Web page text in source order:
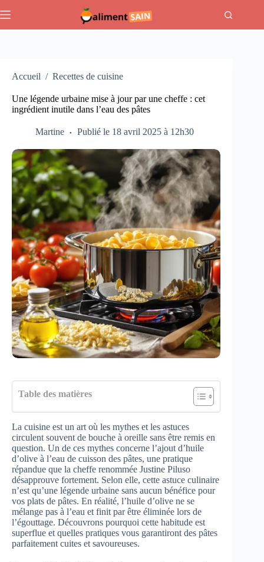
au
Accueil / Recettes de cuisine
Une légende urbaine mise à jour par une cheffe : cet
ingrédient inutile dans l’eau des pâtes
Martine Publié le 18 avril 2025 à 12h30
Table des matières
La cuisine est un art où les mythes et les astuces
circulent souvent de bouche à oreille sans être remis en
question. Un de ces mythes concerne l’ajout d’huile
d’olive à l’eau de cuisson des pâtes, une pratique
répandue que la cheffe renommée Justine Piluso
désapprouve fortement. Selon elle, cette astuce culinaire
n’est qu’une légende urbaine sans aucun bénéfice pour
vos plats de pâtes. En réalité, l’huile d’olive ne se
mélange pas à l’eau et finit par être éliminée lors de
l’égouttage. Découvrons pourquoi cette habitude est
superflue et quelles pratiques vous garantiront des pâtes
parfaitement cuites et savoureuses.